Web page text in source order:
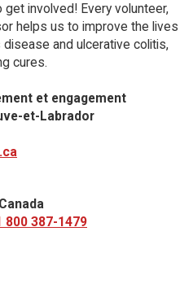
involved! Every volunteer,
helps us to improve the lives
and ulcerative colitis,
cures.
et engagement
et-Labrador
800 387-1479